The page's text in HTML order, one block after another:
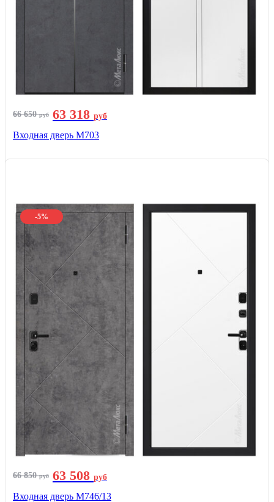
66 650руб 63 318 руб
Входная дверь М703
-5%
66 850руб 63 508 руб
Входная дверь М746/13